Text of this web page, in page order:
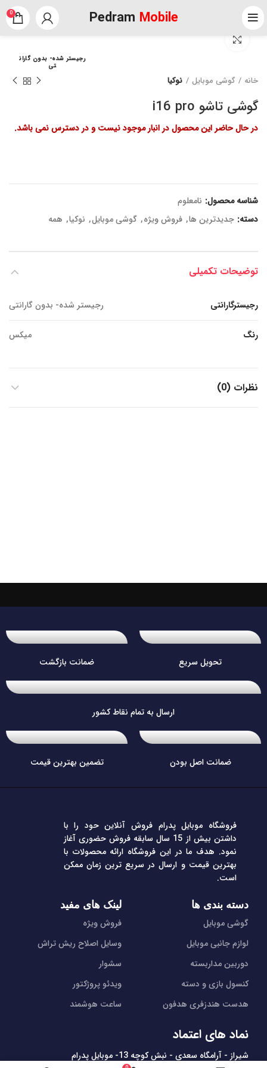
Pedram Mobile
0
رجیستر شده- بدون گاران
تی
خانه گوشی موبایل نوکیا
گوشی تاشو i16 pro
در حال حاضر این محصول در انبار موجود نیست و در دسترس نمی باشد.
شناسه محصول: نامعلوم
دسته: جدیدترین ها, فروش ویژه, گوشی موبایل, نوکیا, همه
توضیحات تکمیلی
رجیسترگارانتی رجیستر شده- بدون گارانتی
رنگ میکس
نظرات (0)
تحویل سریع ضمانت بازگشت
ارسال به تمام نقاط کشور
ضمانت اصل بودن تضمین بهترین قیمت
فروشگاه موبایل پدرام فروش آنلاین حود را با
داشتن بیش از 15 سال سابقه فروش حضوری آغاز
نمود. هدف ما در این فروشگاه ارائه محصولات با
بهترین قیمت و ارسال در سریع ترین زمان ممکن
است.
دسته بندی ها
گوشی موبایل
لوازم جانبی موبایل
دوربین مداربسته
کنسول بازی و دسته
هدست هندزفری هدفون
لینک های مفید
فروش ویژه
وسایل اصلاح ریش تراش
سشوار
ویدئو پروژکتور
ساعت هوشمند
نماد های اعتماد
شیراز - آرامگاه سعدی - نبش کوچه 13- موبایل پدرام